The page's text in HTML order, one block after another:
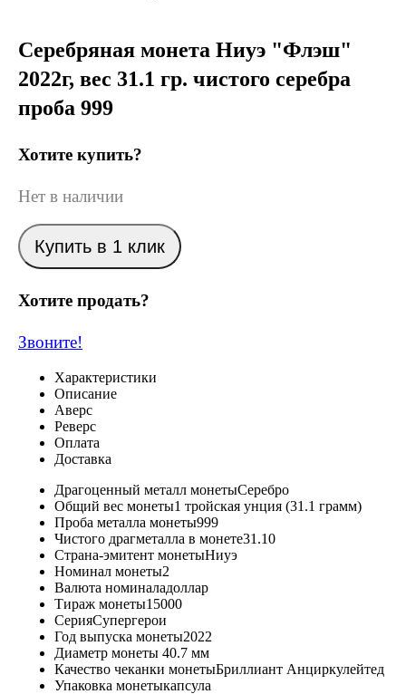
Серебряная монета Ниуэ "Флэш"
2022г, вес 31.1 гр. чистого серебра
проба 999
Хотите купить?
Нет в наличии
Купить в 1 клик
Хотите продать?
Звоните!
Характеристики
Описание
Аверс
Реверс
Оплата
Доставка
Драгоценный металл монетыСеребро
Общий вес монеты1 тройская унция (31.1 грамм)
Проба металла монеты999
Чистого драгметалла в монете31.10
Страна-эмитент монетыНиуэ
Номинал монеты2
Валюта номиналадоллар
Тираж монеты15000
СерияСупергерои
Год выпуска монеты2022
Диаметр монеты 40.7 мм
Качество чеканки монетыБриллиант Анциркулейтед
Упаковка монетыкапсула